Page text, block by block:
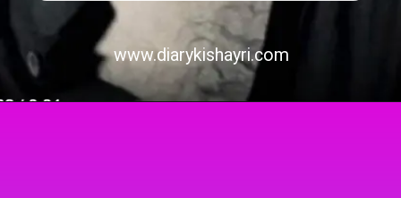
www.diarykishayri.com